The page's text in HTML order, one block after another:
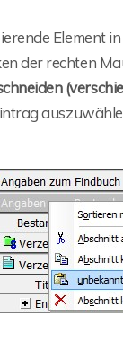
Element
der rechten